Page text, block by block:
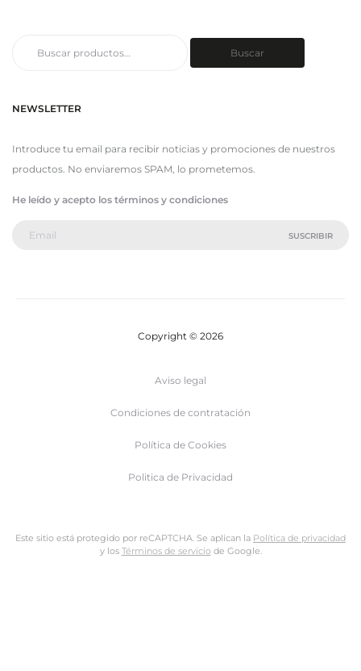
Buscar
NEWSLETTER
Introduce tu email para recibir noticias y promociones de nuestros
productos. No enviaremos SPAM, lo prometemos.
He leído y acepto los términos y condiciones
Copyright © 2026
Aviso legal
Condiciones de contratación
Política de Cookies
Politica de Privacidad
Este sitio está protegido por reCAPTCHA. Se aplican la Política de privacidad
y los Términos de serviciode Google.